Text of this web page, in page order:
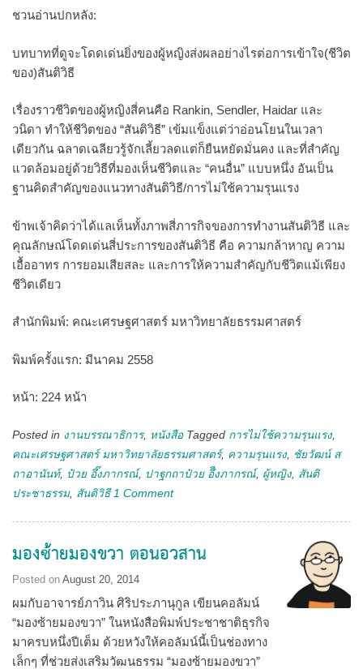
ชวนอ่านปกหลัง:
บทบาทที่ดูจะโดดเด่นยิ่งของผู้หญิงส่งผลอย่างไรต่อการเข้าใจ(ชีวิต
ของ)สันติวิธี
เรื่องราวชีวิตของผู้หญิงสี่คนคือ Rankin, Sendler, Haidar และ
วนิดา ทำให้ชีวิตของ “สันติวิธี” เข้มแข็งแต่ว่าอ่อนโยนในเวลา
เดียวกัน ฉลาดเฉลียวรู้จักเลี้ยวลดแต่ก็ยืนหยัดมั่นคง และที่สำคัญ
แวดล้อมอยู่ด้วยวิธีที่มองเห็นชีวิตและ “คนอื่น” แบบหนึ่ง อันเป็น
ฐานคิดสำคัญของแนวทางสันติวิธี/การไม่ใช้ความรุนแรง
ข้าพเจ้าคิดว่าได้แลเห็นทั้งภาพสี่ภารกิจของการทำงานสันติวิธี และ
คุณลักษณ์โดดเด่นสี่ประการของสันติวิธี คือ ความกล้าหาญ ความ
เอื้ออาทร การยอมเสียสละ และการให้ความสำคัญกับชีวิตแม้เพียง
ชีวิตเดียว
สำนักพิมพ์: คณะเศรษฐศาสตร์ มหาวิทยาลัยธรรมศาสตร์
พิมพ์ครั้งแรก: มีนาคม 2558
หน้า: 224 หน้า
Posted in งานบรรณาธิการ, หนังสือ Tagged การไม่ใช้ความรุนแรง
คณะเศรษฐศาสตร์ มหาวิทยาลัยธรรมศาสตร์, ความรุนแรง
ชัยวัฒน์ ส
ถาอานันท์, ป๋วย อึ๊งภากรณ์, ปาฐกถาป๋วย อึีงภากรณ์, ผู้หญิง สันติ
ประชาธรรม, สันติวิธี 1 Comment
มองซ้ายมองขวา ตอนอวสาน
Posted on August 20, 2014
ผมกับอาจารย์ภาวิน ศิริประภานุกูล เขียนคอลัมน์
“มองซ้ายมองขวา” ในหนังสือพิมพ์ประชาชาติธุรกิจ
มาครบหนึ่งปีเต็ม ด้วยหวังให้คอลัมน์นี้เป็นช่องทาง
เล็กๆ ที่ช่วยส่งเสริมวัฒนธรรม “มองซ้ายมองขวา”